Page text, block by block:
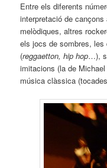
Entre els diferents
interpretació de
melòdiques, altres
els jocs de sombres, les
(reggaetton, hip hop…),
imitacions (la de
música clàssica